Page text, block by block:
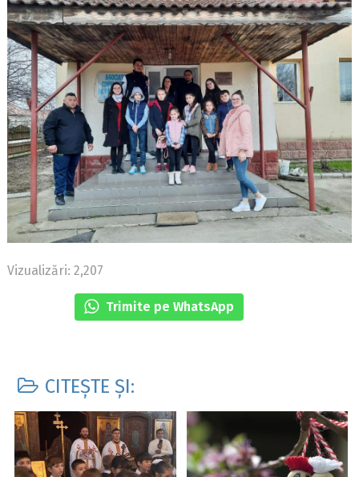
Vizualizări: 2,207
Trimite pe WhatsApp
CITEȘTE ȘI: